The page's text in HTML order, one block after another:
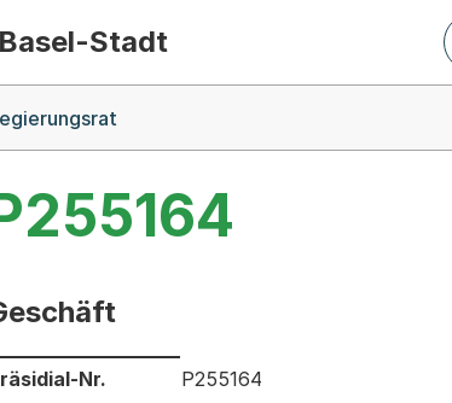
Stadt
zum Ausgewählten Geschäft
Nr.
P255164